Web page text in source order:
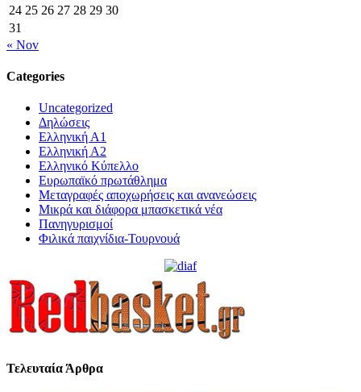
24 25 26 27 28 29 30
31
« Nov
Categories
Uncategorized
Δηλώσεις
Ελληνική Α1
Ελληνική Α2
Ελληνικό Κύπελλο
Ευρωπαϊκό πρωτάθλημα
Μεταγραφές αποχωρήσεις και ανανεώσεις
Μικρά και διάφορα μπασκετικά νέα
Πανηγυρισμοί
Φιλικά παιχνίδια-Τουρνουά
Τελευταία Άρθρα